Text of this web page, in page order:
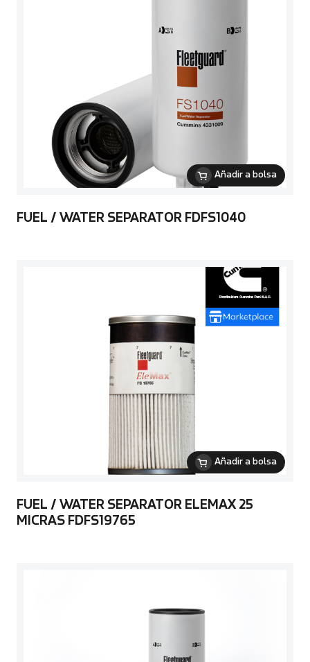
Añadir a bolsa
FUEL / WATER SEPARATOR FDFS1040
Añadir a bolsa
FUEL / WATER SEPARATOR ELEMAX 25
MICRAS FDFS19765